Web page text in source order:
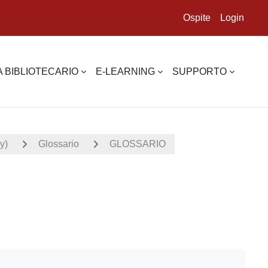
Ospite Login
BIBLIOTECARIO E-LEARNING SUPPORTO
Glossario GLOSSARIO